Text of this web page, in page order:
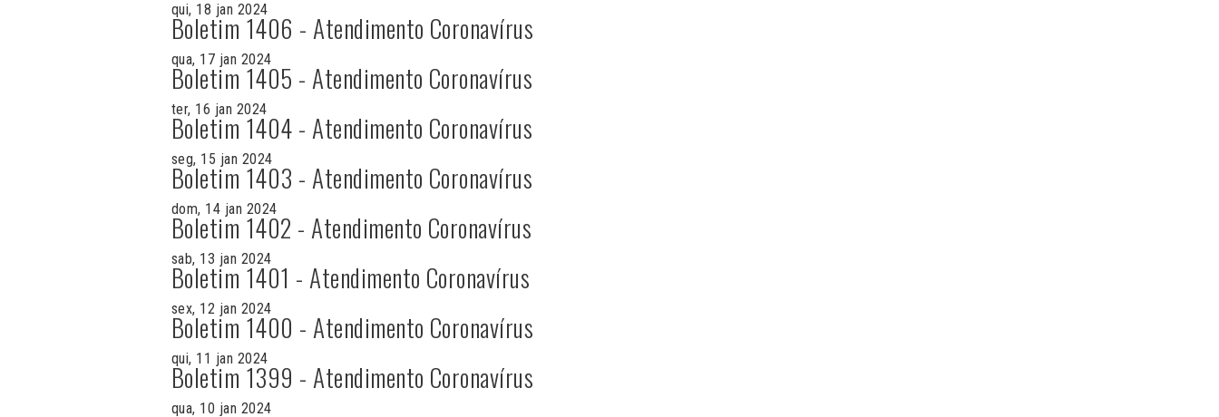
qui, 18 jan 2024
Boletim 1406 - Atendimento Coronavírus
qua, 17 jan 2024
Boletim 1405 - Atendimento Coronavírus
ter, 16 jan 2024
Boletim 1404 - Atendimento Coronavírus
seg, 15 jan 2024
Boletim 1403 - Atendimento Coronavírus
dom, 14 jan 2024
Boletim 1402 - Atendimento Coronavírus
sab, 13 jan 2024
Boletim 1401 - Atendimento Coronavírus
sex, 12 jan 2024
Boletim 1400 - Atendimento Coronavírus
qui, 11 jan 2024
Boletim 1399 - Atendimento Coronavírus
qua, 10 jan 2024